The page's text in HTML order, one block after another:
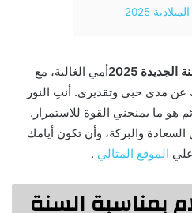
2025
2025
أمي الغالية، مع
أن أعبّر لك عن مدى حبي وتقديري. أنتِ النور
هو ما يمنحني القوة للاستمرار.
والبركة، وأن تكون أيامك
الموقع المثالي .
بمناسبة السنة